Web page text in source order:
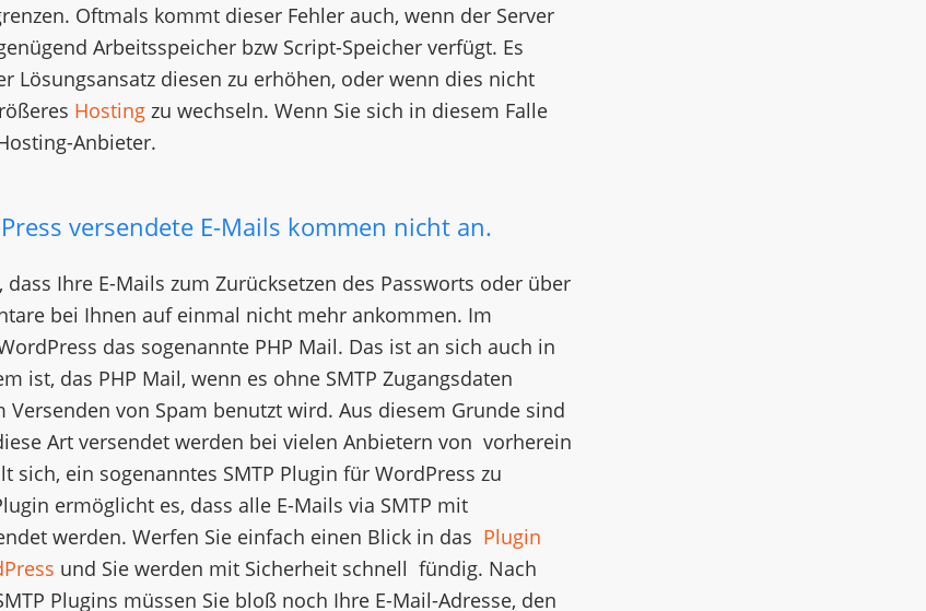
Oftmals kommt dieser Fehler auch, wenn der Server
Arbeitsspeicher bzw Script-Speicher verfügt. Es
Lösungsansatz diesen zu erhöhen, oder wenn dies nicht
Hostingzu wechseln. Wenn Sie sich in diesem Falle
Anbieter.
versendete E-Mails kommen nicht an.
dass Ihre E-Mails zum Zurücksetzen des Passworts oder über
bei Ihnen auf einmal nicht mehr ankommen. Im
das sogenannte PHP Mail. Das ist an sich auch in
ist, das PHP Mail, wenn es ohne SMTP Zugangsdaten
Versenden von Spam benutzt wird. Aus diesem Grunde sind
Art versendet werden bei vielen Anbietern von vorherein
sich, ein sogenanntes SMTP Plugin für WordPress zu
ermöglicht es, dass alle E-Mails via SMTP mit
werden. Werfen Sie einfach einen Blick in das Plugin
und Sie werden mit Sicherheit schnell fündig. Nach
Plugins müssen Sie bloß noch Ihre E-Mail-Adresse, den